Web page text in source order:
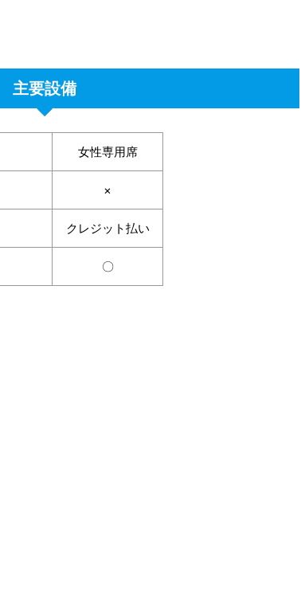
主要設備
女性専用席
×
クレジット払い
〇